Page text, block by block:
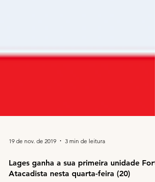
19 de nov. de 2019 3 min de leitura